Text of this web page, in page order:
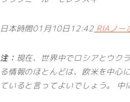
日本時間01月10日12:42 RIAノー
注： 現在、世界中でロシアとウク
る情報のほとんどは、欧米を中心
ていると言ってよいでしょう。